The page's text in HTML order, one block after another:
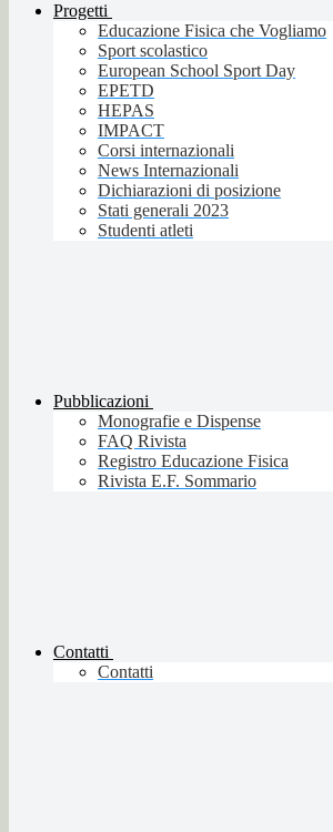
Progetti
Educazione Fisica che Vogliamo
Sport scolastico
European School Sport Day
EPETD
HEPAS
IMPACT
Corsi internazionali
News Internazionali
Dichiarazioni di posizione
Stati generali 2023
Studenti atleti
Pubblicazioni
Monografie e Dispense
FAQ Rivista
Registro Educazione Fisica
Rivista E.F. Sommario
Contatti
Contatti